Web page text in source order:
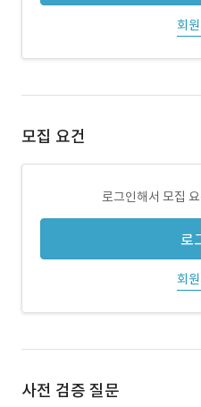
회
모집 요건
로그인해서 모집
로
회
사전 검증 질문